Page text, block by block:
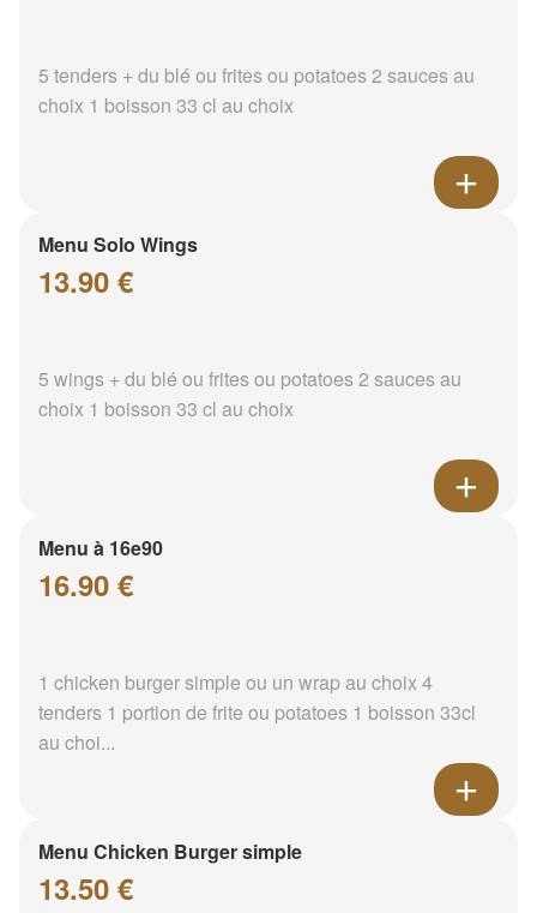
5 tenders + du blé ou frites ou potatoes 2 sauces au
choix 1 boisson 33 cl au choix
Menu Solo Wings
13.90 €
5 wings + du blé ou frites ou potatoes 2 sauces au
choix 1 boisson 33 cl au choix
Menu à 16e90
16.90 €
1 chicken burger simple ou un wrap au choix 4
tenders 1 portion de frite ou potatoes 1 boisson 33cl
au choi...
Menu Chicken Burger simple
13.50 €